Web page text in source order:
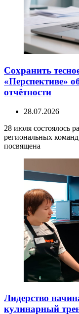
Сохранить
«Перспективе»
отчётности
28.07.2026
28 июля состоялось
региональных
посвящена
Лидерство
кулинарный